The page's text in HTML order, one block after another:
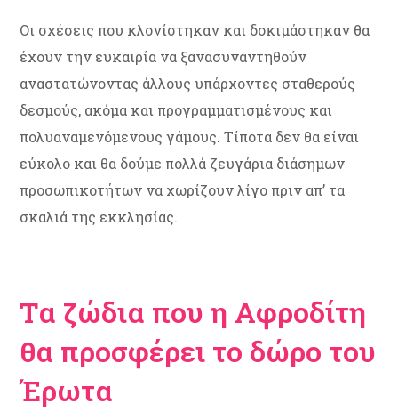
Οι σχέσεις που κλονίστηκαν και δοκιμάστηκαν θα
έχουν την ευκαιρία να ξανασυναντηθούν
αναστατώνοντας άλλους υπάρχοντες σταθερούς
δεσμούς, ακόμα και προγραμματισμένους και
πολυαναμενόμενους γάμους. Τίποτα δεν θα είναι
εύκολο και θα δούμε πολλά ζευγάρια διάσημων
προσωπικοτήτων να χωρίζουν λίγο πριν απ’ τα
σκαλιά της εκκλησίας.
Tα ζώδια που η Αφροδίτη
θα προσφέρει το δώρο του
Έρωτα